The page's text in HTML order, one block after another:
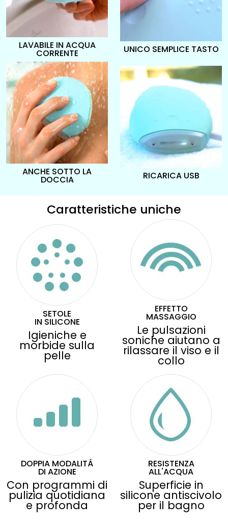
LAVABILE IN ACQUA
CORRENTE UNICO SEMPLICE TASTO
ANCHE SOTTO LA
DOCCIA RICARICA USB
Caratteristiche uniche
SETOLE
IN SILICONE
Igieniche e
morbide sulla
pelle
EFFETTO
MASSAGGIO
Le pulsazioni
soniche aiutano a
rilassare il viso e il
collo
DOPPIA MODALITÁ
DI AZIONE
Con programmi di
pulizia quotidiana
e profonda
RESISTENZA
ALL'ACQUA
Superficie in
silicone antiscivolo
per il bagno